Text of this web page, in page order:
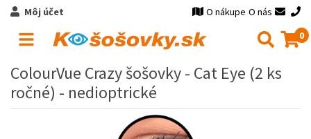
Môj účet O nákupe O nás
0
ColourVue Crazy šošovky - Cat Eye (2 ks
ročné) - nedioptrické